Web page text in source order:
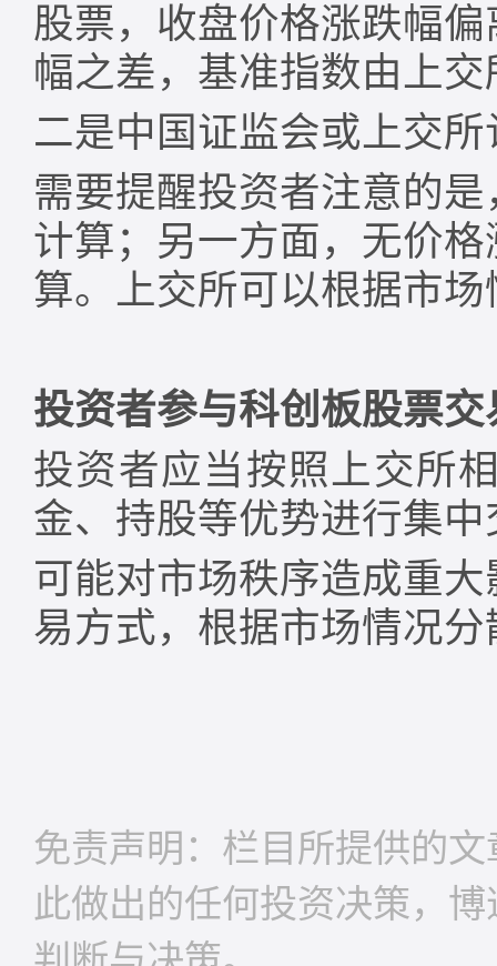
股票，收盘价格涨跌幅
幅之差，基准指数由上
二是中国证监会或上交
需要提醒投资者注意的
计算；另一方面，无价
算。上交所可以根据市
投资者参与科创板股票
投资者应当按照上交所
金、持股等优势进行集
可能对市场秩序造成重
易方式，根据市场情况
免责声明：栏目所提供的
此做出的任何投资决策，